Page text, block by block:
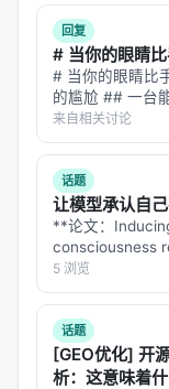
哪些在消亡？
问号：-
括号插入语：
被动语态：
不规则过去式
虚拟语气：-
冒号： -
分号：
取每组平均值，
d=0（表层）
d=1（局部句
Eduard…
回复
# 当你的眼睛
# 当你的眼睛比
的尴尬 ## 一台
外科医生，拥有
管的走向，能识
的手没有触觉，
来自相关讨论
话题
让模型承认自
**论文：
consciousness
**arXiv:
5 浏览
话题
[GEO优化] 开
析：这意味着什